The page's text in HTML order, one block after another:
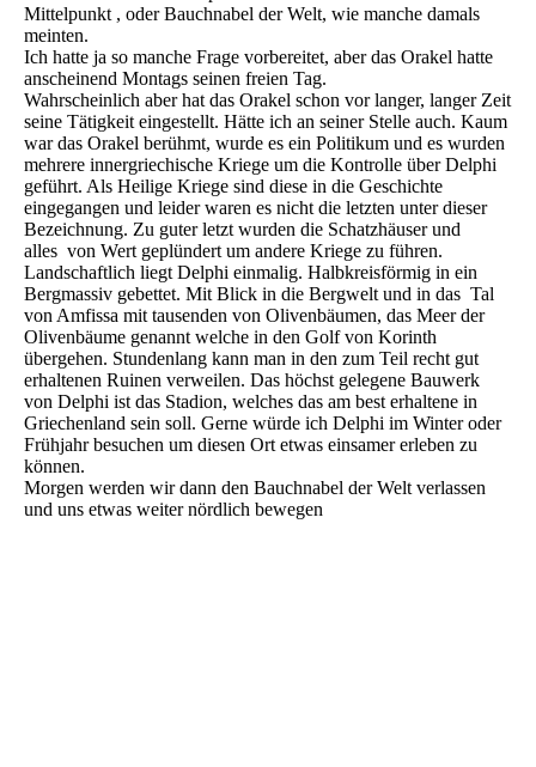
Mittelpunkt , oder Bauchnabel der Welt, wie manche damals
meinten.
Ich hatte ja so manche Frage vorbereitet, aber das Orakel hatte
anscheinend Montags seinen freien Tag.
Wahrscheinlich aber hat das Orakel schon vor langer, langer Zeit
seine Tätigkeit eingestellt. Hätte ich an seiner Stelle auch. Kaum
war das Orakel berühmt, wurde es ein Politikum und es wurden
mehrere innergriechische Kriege um die Kontrolle über Delphi
geführt. Als Heilige Kriege sind diese in die Geschichte
eingegangen und leider waren es nicht die letzten unter dieser
Bezeichnung. Zu guter letzt wurden die Schatzhäuser und
alles von Wert geplündert um andere Kriege zu führen.
Landschaftlich liegt Delphi einmalig. Halbkreisförmig in ein
Bergmassiv gebettet. Mit Blick in die Bergwelt und in das Tal
von Amfissa mit tausenden von Olivenbäumen, das Meer der
Olivenbäume genannt welche in den Golf von Korinth
übergehen. Stundenlang kann man in den zum Teil recht gut
erhaltenen Ruinen verweilen. Das höchst gelegene Bauwerk
von Delphi ist das Stadion, welches das am best erhaltene in
Griechenland sein soll. Gerne würde ich Delphi im Winter oder
Frühjahr besuchen um diesen Ort etwas einsamer erleben zu
können.
Morgen werden wir dann den Bauchnabel der Welt verlassen
und uns etwas weiter nördlich bewegen